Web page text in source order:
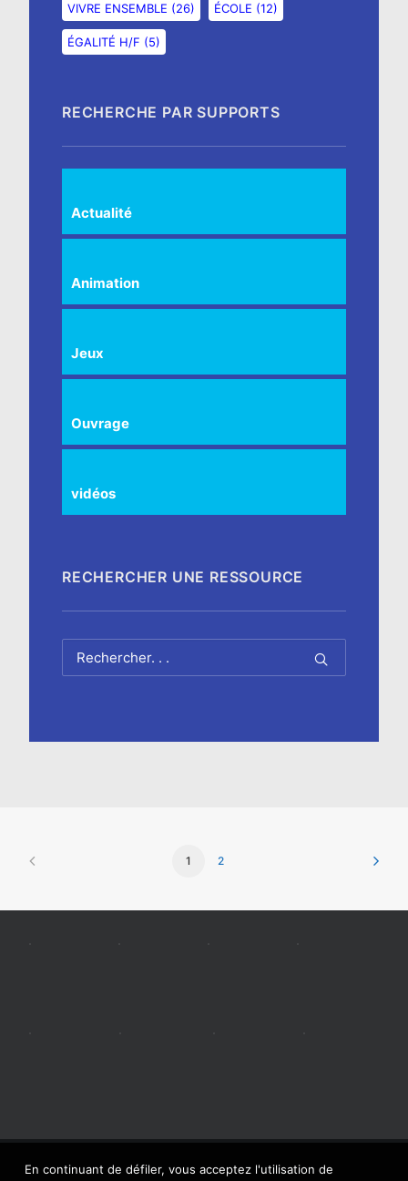
VIVRE ENSEMBLE (26) ÉCOLE (12)
ÉGALITÉ H/F (5)
RECHERCHE PAR SUPPORTS
Actualité
Animation
Jeux
Ouvrage
vidéos
RECHERCHER UNE RESSOURCE
1 2
En continuant de défiler, vous acceptez l'utilisation de